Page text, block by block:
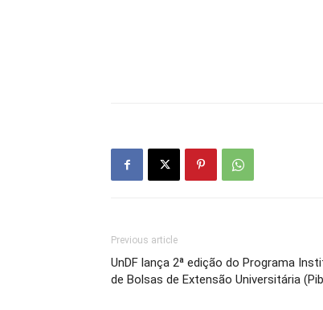
Previous article
UnDF lança 2ª edição do Programa
de Bolsas de Extensão Universitária